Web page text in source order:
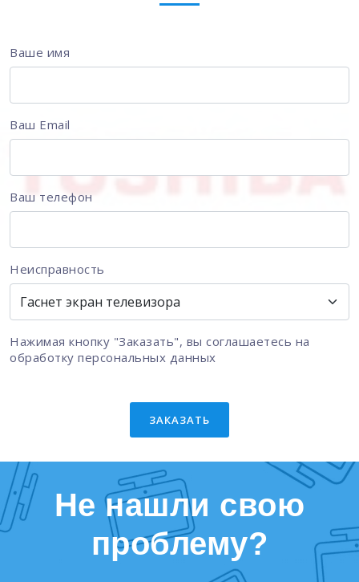
Ваше имя
Ваш Email
Ваш телефон
Неисправность
Нажимая кнопку "Заказать", вы соглашаетесь на
обработку персональных данных
ЗАКАЗАТЬ
Не нашли свою
проблему?